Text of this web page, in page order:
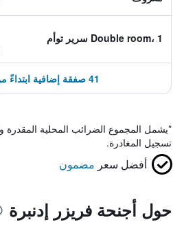
Double room، 1 سرير توأم
41 صفقة إضافية ابتداءً من 512 ﷼
*يشمل المجموع الضرائب المحلية المقدرة
تسجيل المغادرة.
أفضل سعر مضمون
حول أجنحة فريزر إدنبرة